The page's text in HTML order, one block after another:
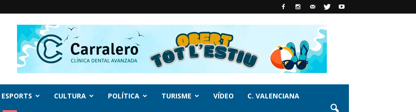
ESPORTS CULTURA POLÍTICA TURISME VÍDEO C. VALENCIANA